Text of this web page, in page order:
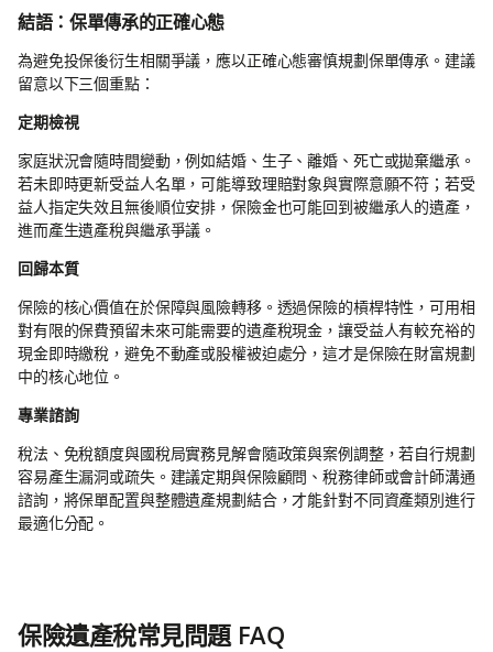
結語：保單傳承的正確心態
為避免投保後衍生相關爭議，應以正確心態審慎規劃保單傳承。建議
留意以下三個重點：
定期檢視
家庭狀況會隨時間變動，例如結婚、生子、離婚、死亡或拋棄繼承。
若未即時更新受益人名單，可能導致理賠對象與實際意願不符；若受
益人指定失效且無後順位安排，保險金也可能回到被繼承人的遺產，
進而產生遺產稅與繼承爭議。
回歸本質
保險的核心價值在於保障與風險轉移。透過保險的槓桿特性，可用相
對有限的保費預留未來可能需要的遺產稅現金，讓受益人有較充裕的
現金即時繳稅，避免不動產或股權被迫處分，這才是保險在財富規劃
中的核心地位。
專業諮詢
稅法、免稅額度與國稅局實務見解會隨政策與案例調整，若自行規劃
容易產生漏洞或疏失。建議定期與保險顧問、稅務律師或會計師溝通
諮詢，將保單配置與整體遺產規劃結合，才能針對不同資產類別進行
最適化分配。
保險遺產稅常見問題 FAQ